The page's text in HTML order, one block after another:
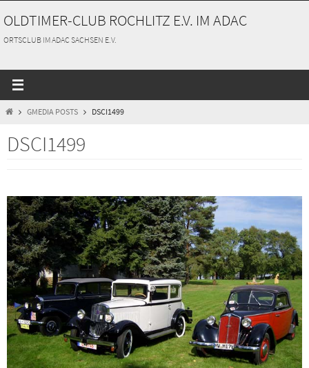
Inhalt
springen
OLDTIMER-CLUB ROCHLITZ E.V. IM ADAC
ORTSCLUB IM ADAC SACHSEN E.V.
STARTGMEDIA POSTS DSCI1499
DSCI1499